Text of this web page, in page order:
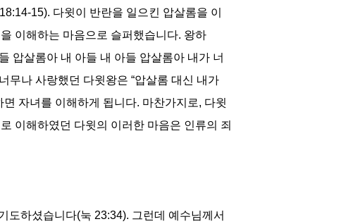
18:14-15). 다윗이 반란을 일으킨 압살롬을 이
이해하는 마음으로 슬퍼했습니다. 왕하
압살롬아 내 아들 내 아들 압살롬아 내가 너
무나 사랑했던 다윗왕은 “압살롬 대신 내가
자녀를 이해하게 됩니다. 마찬가지로, 다윗
이해하였던 다윗의 이러한 마음은 인류의 죄
도하셨습니다(눅 23:34). 그런데 예수님께서